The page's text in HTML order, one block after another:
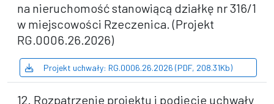
na nieruchomość stanowiącą działkę nr 316/1
w miejscowości Rzeczenica. (Projekt
RG.0006.26.2026)
Projekt uchwały: RG.0006.26.2026 (PDF, 208.31Kb)
12. Rozpatrzenie projektu i podjęcie uchwały